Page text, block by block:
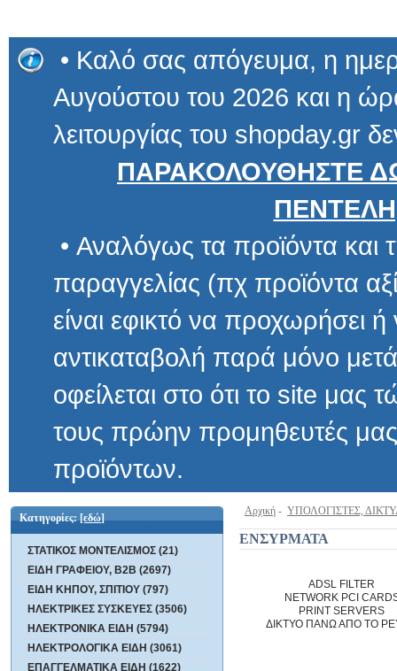
• Καλό σας απόγευμα, η
Αυγούστου του 2026 και η
λειτουργίας του shopday.gr
ΠΑΡΑΚΟΛΟΥΘΗΣΤΕ
• Αναλόγως τα προϊόντα και
παραγγελίας (πχ προϊόντα αξίας
είναι εφικτό να προχωρήσει ή να
αντικαταβολή παρά μόνο μετά
οφείλεται στο ότι το site μας τώρα
τους πρώην προμηθευτές μας
προϊόντων.
Κατηγορίες:[εδώ]
ΣΤΑΤΙΚΟΣ ΜΟΝΤΕΛΙΣΜΟΣ (21)
ΕΙΔΗ ΓΡΑΦΕΙΟΥ, B2B (2697)
ΕΙΔΗ ΚΗΠΟΥ, ΣΠΙΤΙΟΥ (797)
ΗΛΕΚΤΡΙΚΕΣ ΣΥΣΚΕΥΕΣ (3506)
ΗΛΕΚΤΡΟΝΙΚΑ ΕΙΔΗ (5794)
ΗΛΕΚΤΡΟΛΟΓΙΚΑ ΕΙΔΗ (3061)
ΕΠΑΓΓΕΛΜΑΤΙΚΑ ΕΙΔΗ (1622)
Αρχική - ΥΠΟΛΟΓΙΣΤΕΣ,
ΕΝΣYΡΜΑΤΑ
ADSL FILTER
NETWORK PCI
PRINT SERVERS
ΔΙΚΤΥΟ ΠΑΝΩ ΑΠΟ ΤΟ